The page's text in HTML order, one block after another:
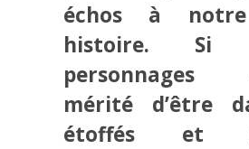
échos à
histoire. Si
personnages
mérité d’être
étoffés et